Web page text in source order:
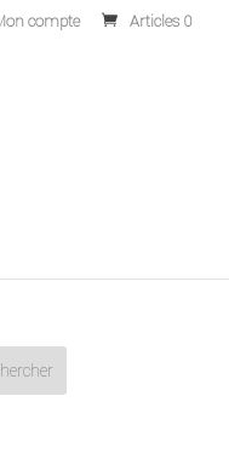
compte Articles 0